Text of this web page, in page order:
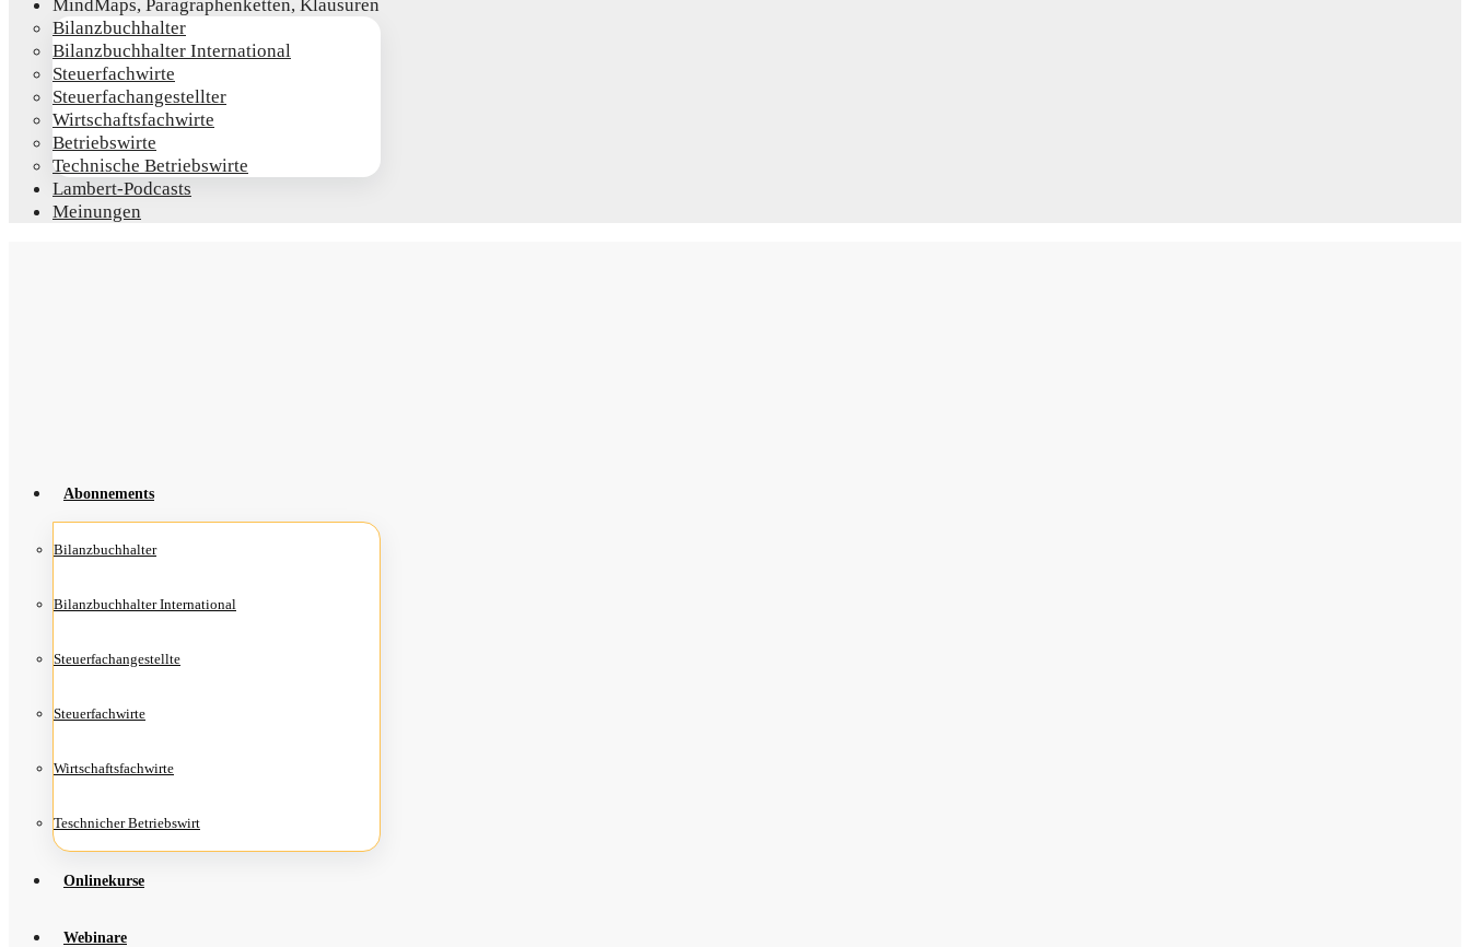
Mind­Maps, Para­gra­phen­ket­ten, Klausuren
Bilanz­buch­hal­ter
Bilanz­buch­hal­ter International
Steu­er­fach­wir­te
Steu­er­fach­an­ge­stell­ter
Wirt­schafts­fach­wir­te
Betriebs­wir­te
Tech­ni­sche Betriebswirte
Lam­­bert-Pod­­casts
Mei­nun­gen
Abon­ne­ments
Bilanz­buch­hal­ter
Bilanz­buch­hal­ter International
Steu­er­fach­an­ge­stell­te
Steu­er­fach­wir­te
Wirt­schafts­fach­wir­te
Teschni­cher Betriebswirt
Online­kur­se
Web­i­na­re